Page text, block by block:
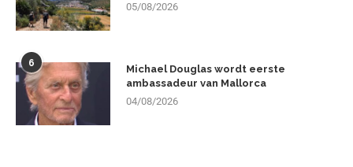
05/08/2026
6
Michael Douglas wordt eerste
ambassadeur van Mallorca
04/08/2026